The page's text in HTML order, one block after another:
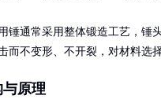
锤通常采用整体锻造工艺，锤
而不变形、不开裂，对材料选
原理